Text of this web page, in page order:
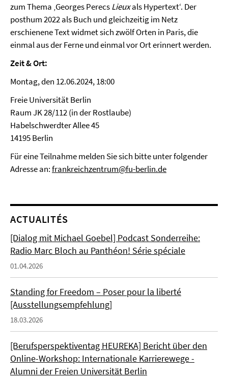
zum Thema ‚Georges PerecsLieuxals Hypertext‘. Der
posthum 2022 als Buch und gleichzeitig im Netz
erschienene Text widmet sich zwölf Orten in Paris, die
einmal aus der Ferne und einmal vor Ort erinnert werden.
Zeit & Ort:
Montag, den 12.06.2024, 18:00
Freie Universität Berlin
Raum JK 28/112 (in der Rostlaube)
Habelschwerdter Allee 45
14195 Berlin
Für eine Teilnahme melden Sie sich bitte unter folgender
Adresse an:frankreichzentrum@fu-berlin.de
ACTUALITÉS
[Dialog mit Michael Goebel] Podcast Sonderreihe:
Radio Marc Bloch au Panthéon! Série spéciale
01.04.2026
Standing for Freedom – Poser pour la liberté
[Ausstellungsempfehlung]
18.03.2026
[Berufsperspektiventag HEUREKA] Bericht über den
Online-Workshop: Internationale Karrierewege -
Alumni der Freien Universität Berlin